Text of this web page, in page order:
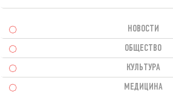
НОВОСТИ
ОБЩЕСТВО
КУЛЬТУРА
МЕДИЦИНА